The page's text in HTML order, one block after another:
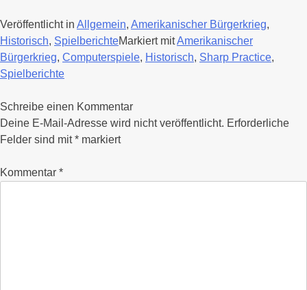
Veröffentlicht in Allgemein, Amerikanischer Bürgerkrieg,
Historisch, SpielberichteMarkiert mitAmerikanischer
Bürgerkrieg, Computerspiele, Historisch, Sharp Practice,
Spielberichte
Schreibe einen Kommentar
Deine E-Mail-Adresse wird nicht veröffentlicht. Erforderliche
Felder sind mit* markiert
Kommentar *